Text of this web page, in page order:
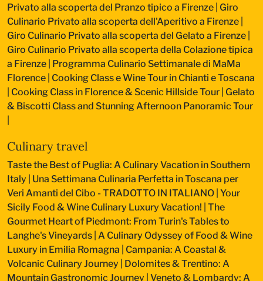
Privato alla scoperta del Pranzo tipico a Firenze Giro
Culinario Privato alla scoperta dell'Aperitivo a Firenze
Giro Culinario Privato alla scoperta del Gelato a Firenze
Giro Culinario Privato alla scoperta della Colazione tipica
a Firenze
Programma Culinario Settimanale di MaMa
Florence Cooking Class e Wine Tour in Chianti e Toscana
Cooking Class in Florence & Scenic Hillside Tour Gelato
& Biscotti Class and Stunning Afternoon Panoramic Tour
Culinary travel
Taste the Best of Puglia: A Culinary Vacation in Southern
Italy
Una Settimana Culinaria Perfetta in Toscana per
Veri Amanti del Cibo - TRADOTTO IN ITALIANO Your
Sicily Food & Wine Culinary Luxury Vacation! The
Gourmet Heart of Piedmont: From Turin's Tables to
Langhe's Vineyards A Culinary Odyssey of Food & Wine
Luxury in Emilia Romagna
Campania: A Coastal &
Volcanic Culinary Journey
Dolomites & Trentino: A
Mountain Gastronomic Journey Veneto & Lombardy: A